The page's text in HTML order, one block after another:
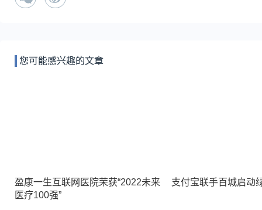
您可能感兴趣的文章
盈康一生互联网医院荣获“2022未来
医疗100强”
支付宝联手百城启动